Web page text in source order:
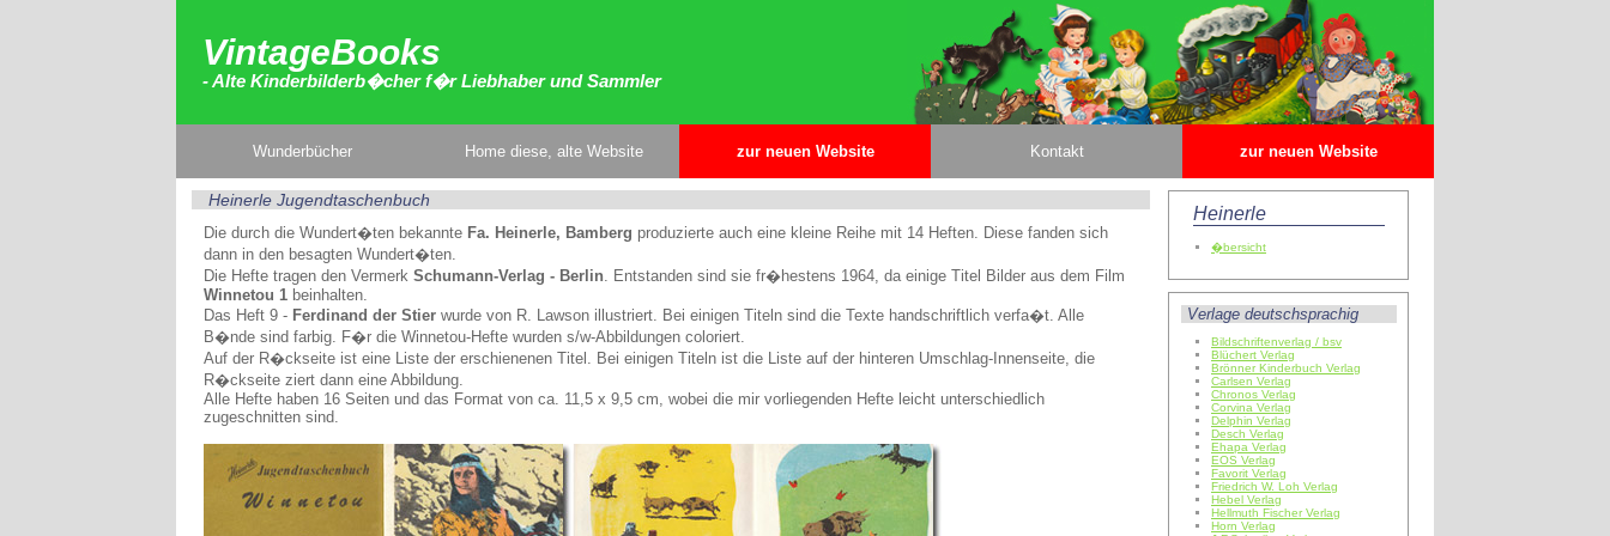
VintageBooks
- Alte Kinderbilderb�cher f�r Liebhaber und Sammler
Wunderbücher Home diese, alte Website zur neuen Website Kontakt zur neuen Website
Heinerle Jugendtaschenbuch
Die durch die Wundert�ten bekannte Fa. Heinerle, Bamberg produzierte auch eine kleine Reihe mit 14 Heften. Diese fanden sich
dann in den besagten Wundert�ten.
Die Hefte tragen den VermerkSchumann-Verlag - Berlin. Entstanden sind sie fr�hestens 1964, da einige Titel Bilder aus dem Film
Winnetou 1 beinhalten.
Das Heft 9 - Ferdinand der Stier wurde von R. Lawson illustriert. Bei einigen Titeln sind die Texte handschriftlich verfa�t. Alle
B�nde sind farbig. F�r die Winnetou-Hefte wurden s/w-Abbildungen coloriert.
Auf der R�ckseite ist eine Liste der erschienenen Titel. Bei einigen Titeln ist die Liste auf der hinteren Umschlag-Innenseite, die
R�ckseite ziert dann eine Abbildung.
Alle Hefte haben 16 Seiten und das Format von ca. 11,5 x 9,5 cm, wobei die mir vorliegenden Hefte leicht unterschiedlich
zugeschnitten sind.
Heinerle
�bersicht
Verlage deutschsprachig
Bildschriftenverlag / bsv
Blüchert Verlag
Brönner Kinderbuch Verlag
Carlsen Verlag
Chronos Verlag
Corvina Verlag
Delphin Verlag
Desch Verlag
Ehapa Verlag
EOS Verlag
Favorit Verlag
Friedrich W. Loh Verlag
Hebel Verlag
Hellmuth Fischer Verlag
Horn Verlag